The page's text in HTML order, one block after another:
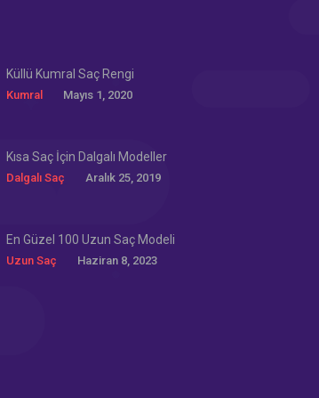
Küllü Kumral Saç Rengi
Kumral Mayıs 1, 2020
Kısa Saç İçin Dalgalı Modeller
Dalgalı Saç Aralık 25, 2019
En Güzel 100 Uzun Saç Modeli
Uzun Saç Haziran 8, 2023